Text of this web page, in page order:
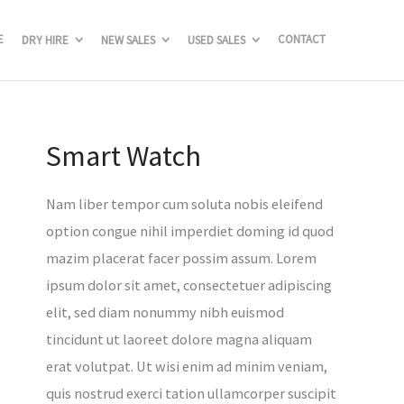
DRY HIRE NEW SALES USED SALES CONTACT
Smart Watch
Nam liber tempor cum soluta nobis eleifend
option congue nihil imperdiet doming id quod
mazim placerat facer possim assum. Lorem
ipsum dolor sit amet, consectetuer adipiscing
elit, sed diam nonummy nibh euismod
tincidunt ut laoreet dolore magna aliquam
erat volutpat. Ut wisi enim ad minim veniam,
quis nostrud exerci tation ullamcorper suscipit